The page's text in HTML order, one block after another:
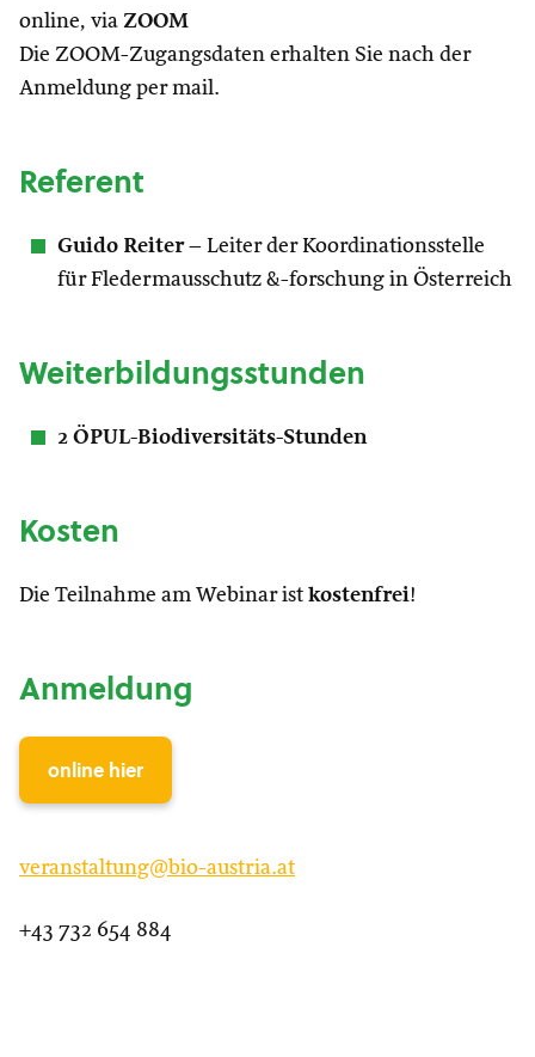
online, via ZOOM
Die ZOOM-Zugangsdaten erhalten Sie nach der
Anmeldung per mail.
Referent
Guido Reiter– Leiter der Koordinationsstelle
für Fledermausschutz &-forschung in Österreich
Weiterbildungsstunden
2 ÖPUL-Biodiversitäts-Stunden
Kosten
Die Teilnahme am Webinar ist kostenfrei!
Anmeldung
online hier
veranstaltung@bio-austria.at
+43 732 654 884